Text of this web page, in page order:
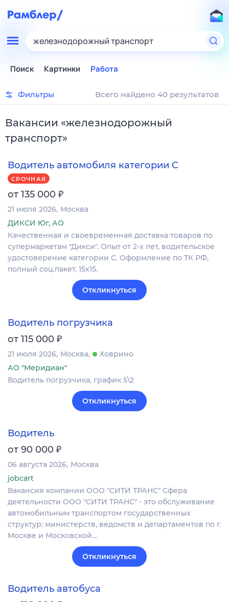
железнодорожный транспорт
Поиск Картинки Работа
Фильтры Всего найдено 40 результатов
Вакансии «железнодорожный
транспорт»
Водитель автомобиля категории C
СРОЧНАЯ
от 135 000 ₽
21 июля 2026 Москва
ДИКСИ Юг, АО
Качественная и своевременная доставка товаров по
супермаркетам "Дикси". Опыт от 2-х лет, водительское
удостоверение категории С. Оформление по ТК РФ,
полный соц.пакет, 15х15.
Откликнуться
Водитель погрузчика
от 115 000 ₽
21 июля 2026 Москва
Ховрино
АО "Меридиан"
Водитель погрузчика, график 5\2
Откликнуться
Водитель
от 90 000 ₽
06 августа 2026 Москва
jobcart
Вакансия компании ООО "СИТИ ТРАНС" Сфера
деятельности ООО "СИТИ ТРАНС" - это обслуживание
автомобильным транспортом государственных
структур: министерств, ведомств и департаментов по г.
Москве и Московской…
Откликнуться
Водитель автобуса